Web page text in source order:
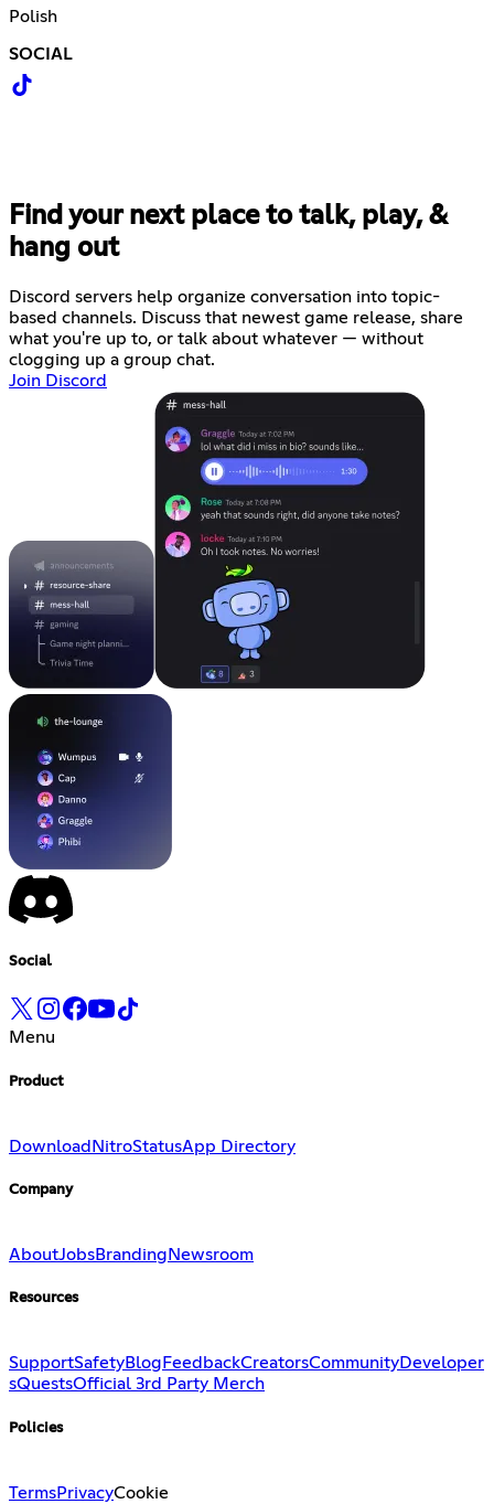
Polish
SOCIAL
Find your next place to talk, play, &
hang out
Discord servers help organize conversation into topic-
based channels. Discuss that newest game release, share
what you're up to, or talk about whatever — without
clogging up a group chat.
Join Discord
Social
Menu
Product
Download NitroStatusApp Directory
Company
AboutJobsBranding Newsroom
Resources
SupportSafetyBlog FeedbackCreatorsCommunityDeveloper
sQuestsOfficial 3rd Party Merch
Policies
TermsPrivacyCookie